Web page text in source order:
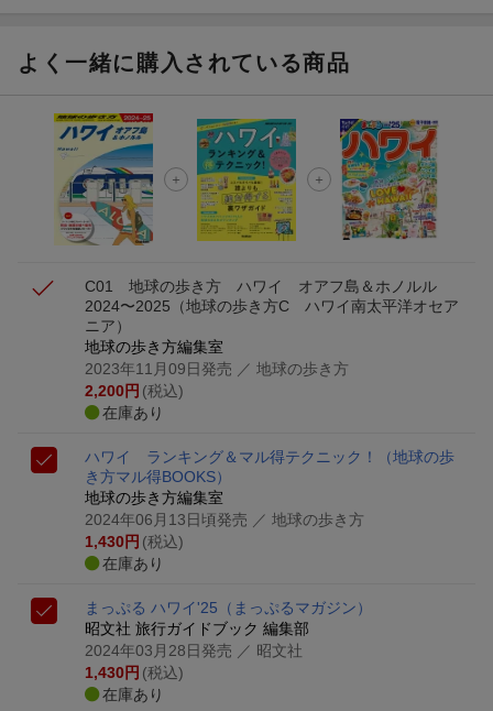
ト山分け
エントリー＆3,000円以上購入で無料データSIM（3GB/月プ
ラン）が当たる！
楽天モバイル紹介キャンペーンの拡散で300円OFFクーポン
進呈
よく一緒に購入されている商品
C01 地球の歩き方 ハワイ オアフ島＆ホノルル
2024〜2025 （地球の歩き方C ハワイ南太平洋オセア
ニア）
地球の歩き方編集室
2023年11月09日発売 ／ 地球の歩き方
2,200円 (税込)
在庫あり
ハワイ ランキング＆マル得テクニック！
（地球の歩
き方マル得BOOKS）
地球の歩き方編集室
2024年06月13日頃発売 ／ 地球の歩き方
1,430円 (税込)
在庫あり
まっぷる ハワイ'25 （まっぷるマガジン）
昭文社 旅行ガイドブック 編集部
2024年03月28日発売 ／ 昭文社
1,430円 (税込)
在庫あり